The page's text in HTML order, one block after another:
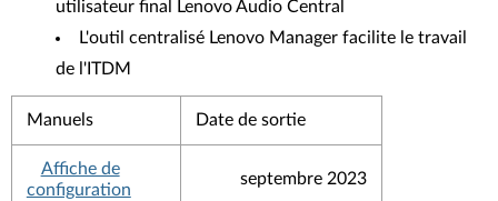
utilisateur final Lenovo Audio Central
L'outil centralisé Lenovo Manager facilite le travail
de l'ITDM
Manuels Date de sortie
Affiche de
configuration
septembre 2023